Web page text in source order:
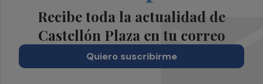
Recibe toda la actualidad de
Castellón Plaza en tu correo
Quiero suscribirme